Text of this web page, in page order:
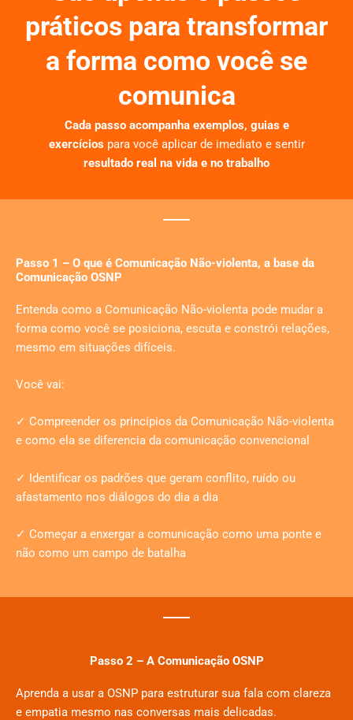
práticos para transformar
a forma como você se
comunica
Cada passo acompanha exemplos, guias e
exercíciospara você aplicar de imediato e sentir
resultado real na vida e no trabalho
Passo 1 – O que é Comunicação Não-violenta, a base da
Comunicação OSNP
Entenda como a Comunicação Não-violenta pode mudar a
forma como você se posiciona, escuta e constrói relações,
mesmo em situações difíceis.
Você vai:
✓ Compreender os princípios da Comunicação Não-violenta
e como ela se diferencia da comunicação convencional
✓ Identificar os padrões que geram conflito, ruído ou
afastamento nos diálogos do dia a dia
✓ Começar a enxergar a comunicação como uma ponte e
não como um campo de batalha
Passo 2 – A Comunicação OSNP
Aprenda a usar a OSNP para estruturar sua fala com clareza
e empatia mesmo nas conversas mais delicadas.